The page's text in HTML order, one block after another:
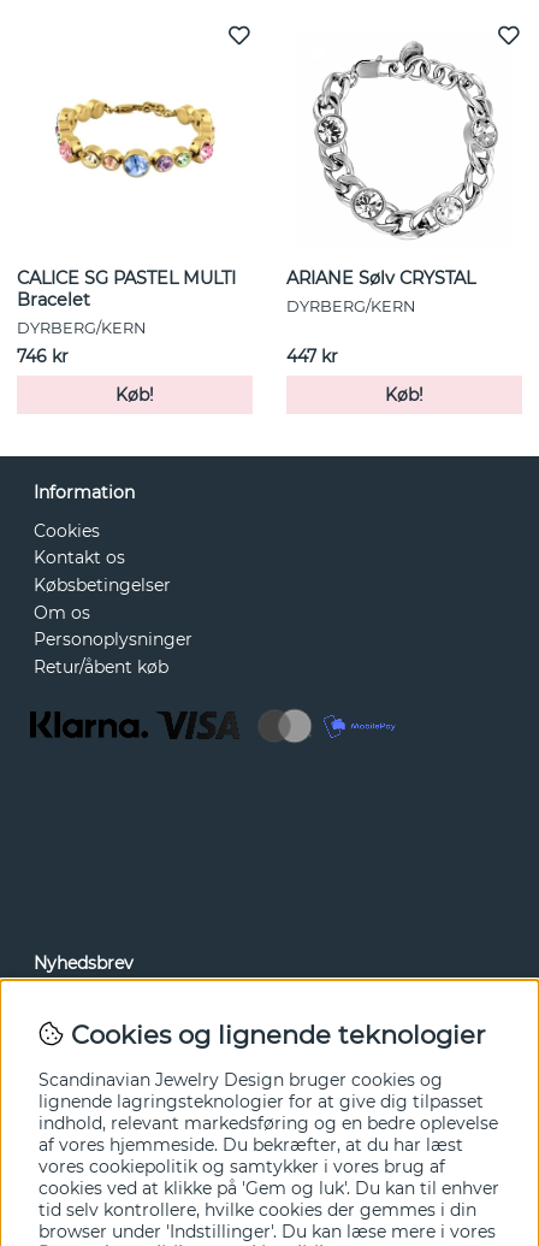
CALICE SG PASTEL MULTI
Bracelet
DYRBERG/KERN
746 kr
Køb!
ARIANE Sølv CRYSTAL
DYRBERG/KERN
447 kr
Køb!
Information
Cookies
Kontakt os
Købsbetingelser
Om os
Personoplysninger
Retur/åbent køb
Nyhedsbrev
tilbud før alle andre. Tilmeld dig herunder.
Ja tak!
Cookies og lignende teknologier
Scandinavian Jewelry Design bruger cookies og
lignende lagringsteknologier for at give dig tilpasset
indhold, relevant markedsføring og en bedre oplevelse
af vores hjemmeside. Du bekræfter, at du har læst
vores cookiepolitik og samtykker i vores brug af
cookies ved at klikke på 'Gem og luk'. Du kan til enhver
tid selv kontrollere, hvilke cookies der gemmes i din
browser under 'Indstillinger'. Du kan læse mere i vores